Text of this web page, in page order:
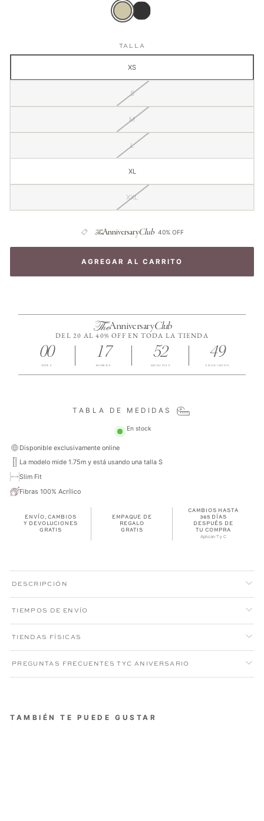
Color
actual:
Cavalieri
Camel
Falda
Cavalieri
Negra
TALLA
XS
S
M
L
XL
XXL
TheAnniversaryClub 40% OFF
AGREGAR AL CARRITO
TheAnniversaryClub
DEL 20 AL 40% OFF EN TODA LA TIENDA
00
DÍAS
17
HORAS
52
MINUTOS
48
SEGUNDOS
TABLA DE MEDIDAS
En stock
Disponible exclusivamente online
La modelo mide 1.75m y está usando una talla S
Slim Fit
Fibras 100% Acrílico
ENVÍO, CAMBIOS
Y DEVOLUCIONES
GRATIS
EMPAQUE DE
REGALO
GRATIS
CAMBIOS HASTA
365 DÍAS
DESPUÉS DE
TU COMPRA
Aplican T y C
DESCRIPCIÓN
TIEMPOS DE ENVÍO
TIENDAS FÍSICAS
PREGUNTAS FRECUENTES TYC ANIVERSARIO
TAMBIÉN TE PUEDE GUSTAR